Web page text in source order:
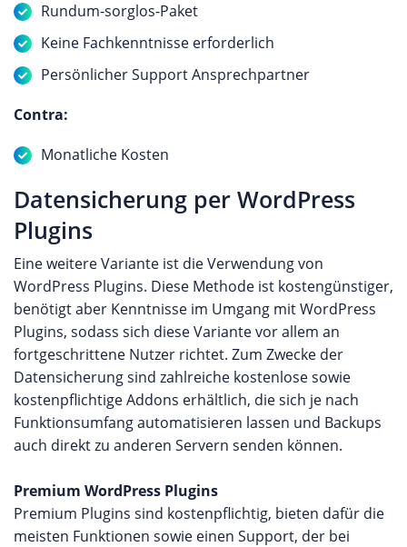
Rundum-sorglos-Paket
Keine Fachkenntnisse erforderlich
Persönlicher Support Ansprechpartner
Contra:
Monatliche Kosten
Datensicherung per WordPress
Plugins
Eine weitere Variante ist die Verwendung von
WordPress Plugins. Diese Methode ist kostengünstiger,
benötigt aber Kenntnisse im Umgang mit WordPress
Plugins, sodass sich diese Variante vor allem an
fortgeschrittene Nutzer richtet. Zum Zwecke der
Datensicherung sind zahlreiche kostenlose sowie
kostenpflichtige Addons erhältlich, die sich je nach
Funktionsumfang automatisieren lassen und Backups
auch direkt zu anderen Servern senden können.
Premium WordPress Plugins
Premium Plugins sind kostenpflichtig, bieten dafür die
meisten Funktionen sowie einen Support, der bei